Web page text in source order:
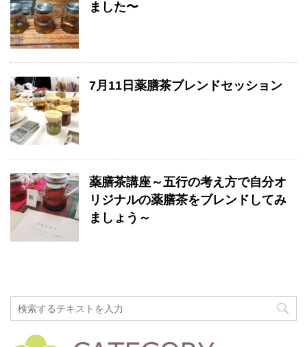
ました〜
7月11日薬膳茶ブレンドセッション
薬膳茶講座～五行の考え方で自分オ
リジナルの薬膳茶をブレンドしてみ
ましょう～